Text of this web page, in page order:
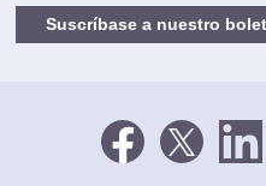
Suscríbase a nuestro